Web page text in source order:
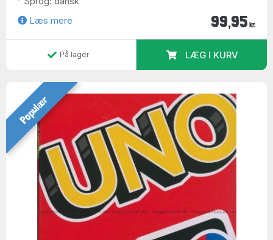
Læs mere
99,95 kr.
På lager LÆG I KURV
Populær